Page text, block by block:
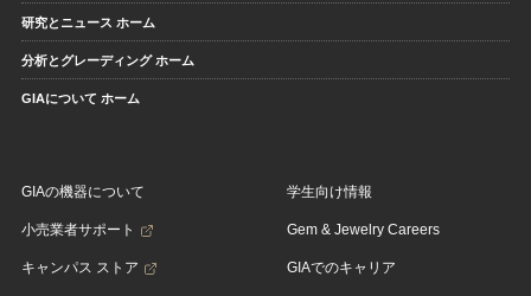
研究とニュース ホーム
分析とグレーディング ホーム
GIAについて ホーム
GIAの機器について
小売業者サポート
キャンパス ストア
学生向け情報
Gem & Jewelry Careers
GIAでのキャリア